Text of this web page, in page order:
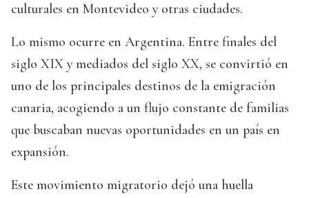
culturales en Montevideo y otras ciudades.
Lo mismo ocurre en Argentina. Entre finales del
siglo XIX y mediados del siglo XX, se convirtió en
uno de los principales destinos de la emigración
canaria, acogiendo a un flujo constante de familias
que buscaban nuevas oportunidades en un país en
expansión.
Este movimiento migratorio dejó una huella